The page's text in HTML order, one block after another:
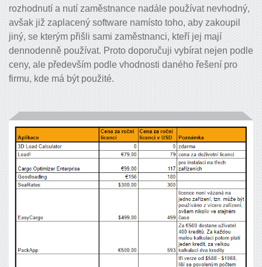
rozhodnutí a nutí zaměstnance nadále používat nevhodný,
avšak již zaplacený software namísto toho, aby zakoupil
jiný, se kterým přišli sami zaměstnanci, kteří jej mají
dennodenně používat. Proto doporučuji vybírat nejen podle
ceny, ale především podle vhodnosti daného řešení pro
firmu, kde má být použité.